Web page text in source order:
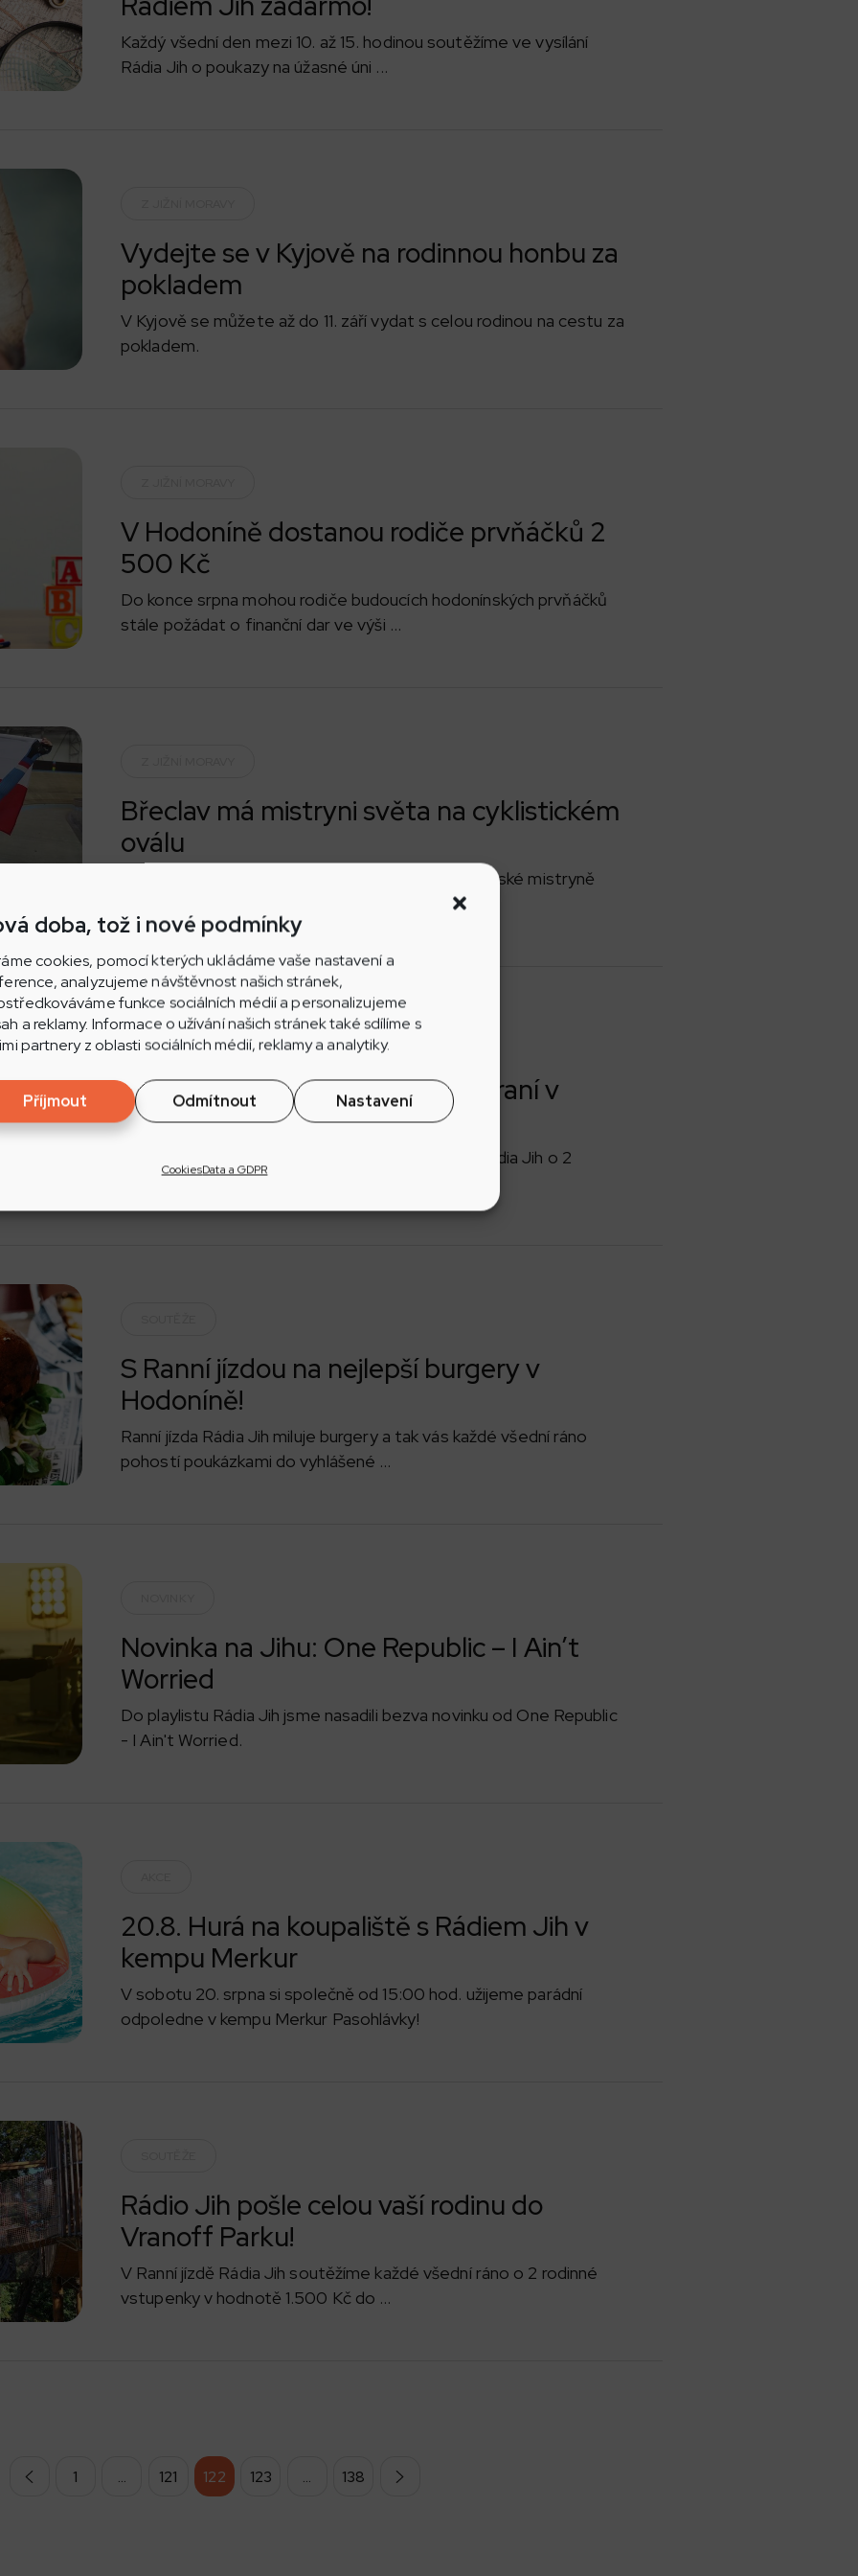
doba, tož i nové podmínky
cookies, pomocí kterých ukládáme vaše nastavení a
analyzujeme návštěvnost našich stránek,
funkce sociálních médií a personalizujeme
a reklamy. Informace o užívání našich stránek také sdílíme s
partnery z oblasti sociálních médií, reklamy a analytiky.
Příjmout Odmítnout Nastavení
CookiesData a GDPR
Každý všední den mezi 10. až 15. hodinou soutěžíme ve vysílání
Rádia Jih o poukazy na úžasné úni ...
Vydejte se v Kyjově na rodinnou honbu za
pokladem
V Kyjově se můžete až do 11. září vydat s celou rodinou na cestu za
pokladem.
V Hodoníně dostanou rodiče prvňáčků 2
500 Kč
Do konce srpna mohou rodiče budoucích hodonínských prvňáčků
stále požádat o finanční dar ve výši ...
Břeclav má mistryni světa na cyklistickém
oválu
Barbora Němcová z Břeclavi vybojovala titul juniorské mistryně
SOUTĚŽE
S Rádiem Jih na Pálavské vinobraní v
Mikulově zadarmo!
Každé všední odpoledne soutěžíme ve vysílání Rádia Jih o 2
vstupenky v hodnotě 2 000 Kč na letoš ...
S Ranní jízdou na nejlepší burgery v
Hodoníně!
Ranní jízda Rádia Jih miluje burgery a tak vás každé všední ráno
pohostí poukázkami do vyhlášené ...
Novinka na Jihu: One Republic – I Ain’t
Worried
Do playlistu Rádia Jih jsme nasadili bezva novinku od One Republic
- I Ain't Worried.
20.8. Hurá na koupaliště s Rádiem Jih v
kempu Merkur
V sobotu 20. srpna si společně od 15:00 hod. užijeme parádní
odpoledne v kempu Merkur Pasohlávky!
Rádio Jih pošle celou vaší rodinu do
Vranoff Parku!
V Ranní jízdě Rádia Jih soutěžíme každé všední ráno o 2 rodinné
vstupenky v hodnotě 1.500 Kč do ...
1 … 121 122 123 … 138